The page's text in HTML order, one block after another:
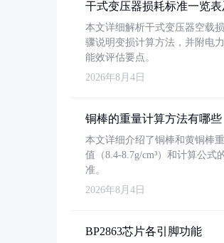
干式变压器损耗标准一览
本文详细解析干式变压器空载
骤说明变损计算方法，并附电
能效评估要点。
2026年8月4日
铜棒的重量计算方法有哪些
本文详细介绍了铜棒和黄铜棒
值（8.4-8.7g/cm³）和计算公
准。
2026年8月4日
BP2863芯片各引脚功能